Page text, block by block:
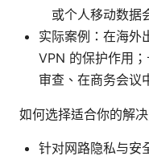
或个人移动数据
实际案例：在海外
VPN 的保护作用
审查、在商务会议
如何选择适合你的解
针对网路隐私与安